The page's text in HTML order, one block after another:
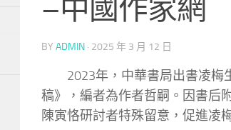
–中國作家網
BY ADMIN · 2025 年 3 月 12 日
2023年，中華書局出書凌
稿》，編者為作者哲嗣。因書后
陳寅恪研討者特殊留意，促進凌